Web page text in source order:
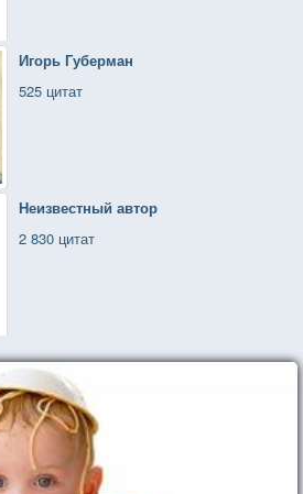
Игорь Губерман
525 цитат
Неизвестный автор
2 830 цитат